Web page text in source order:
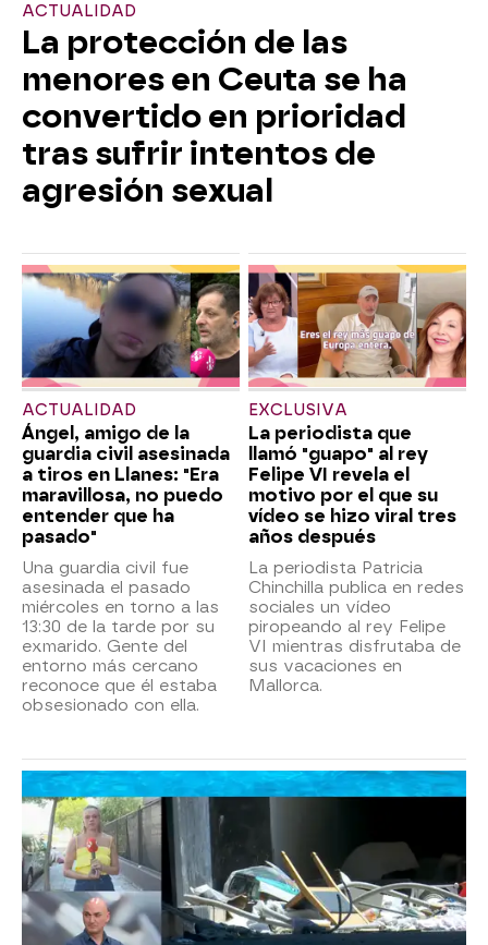
ACTUALIDAD
La protección de las
menores en Ceuta se ha
convertido en prioridad
tras sufrir intentos de
agresión sexual
ACTUALIDAD
Ángel, amigo de la
guardia civil asesinada
a tiros en Llanes: "Era
maravillosa, no puedo
entender que ha
pasado"
Una guardia civil fue
asesinada el pasado
miércoles en torno a las
13:30 de la tarde por su
exmarido. Gente del
entorno más cercano
reconoce que él estaba
obsesionado con ella.
EXCLUSIVA
La periodista que
llamó "guapo" al rey
Felipe VI revela el
motivo por el que su
vídeo se hizo viral tres
años después
La periodista Patricia
Chinchilla publica en redes
sociales un vídeo
piropeando al rey Felipe
VI mientras disfrutaba de
sus vacaciones en
Mallorca.